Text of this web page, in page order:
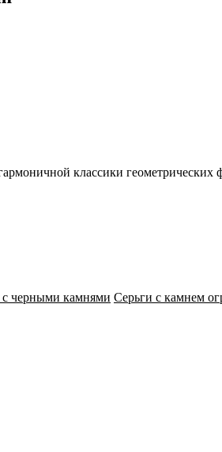
классики
с черными камнями Серьги с камнем